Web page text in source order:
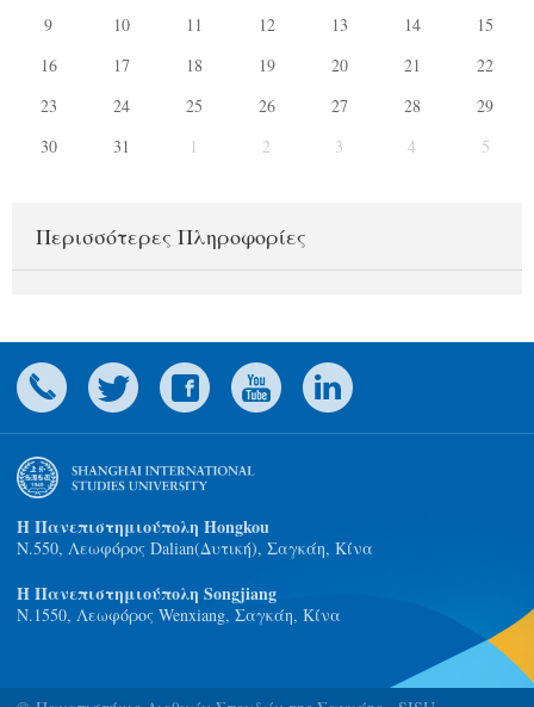
9
10 11 12 13 14
15
16
17 18 19 20 21
22
23
24 25 26 27 28
29
30
31 1 2 3 4 5
Περισσότερες Πληροφορίες
Η Πανεπιστημιούπολη Hongkou
N.550, Λεωφόρος Dalian(Δυτική), Σαγκάη, Κίνα
Η Πανεπιστημιούπολη Songjiang
Ν.1550, Λεωφόρος Wenxiang, Σαγκάη, Κίνα